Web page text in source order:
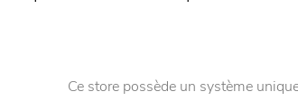
Ce store possède un système